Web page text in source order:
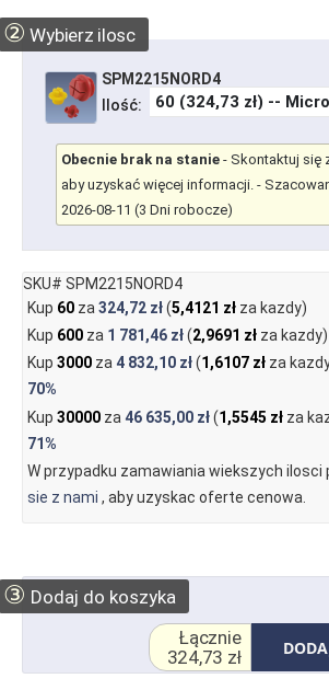
② Wybierz ilosc
SPM2215NORD4
Ilość:
Obecnie brak na stanie - Skontaktuj się
aby uzyskać więcej informacji. -
2026-08-11 (3 Dni robocze)
SKU# SPM2215NORD4
Kup 60za 324,72 zł(5,4121 złza kazdy)
Kup 600za 1 781,46 zł(2,9691 złza kazdy)
Kup 3000za4 832,10 zł(1,6107 złza
70%
Kup 30000za 46 635,00 zł(1,5545 złza
71%
W przypadku zamawiania wiekszych ilosci
sie z nami , aby uzyskac oferte cenowa.
③ Dodaj do koszyka
Łącznie
324,73 zł